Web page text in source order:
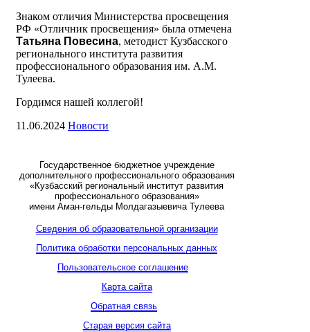
Знаком отличия Министерства просвещения
РФ «Отличник просвещения» была отмечена
Татьяна Повесина, методист Кузбасского
регионального института развития
профессионального образования им. А.М.
Тулеева.
Гордимся нашей коллегой!
11.06.2024 Новости
Государственное бюджетное учреждение
дополнительного профессионального образования
«Кузбасский региональный институт развития
профессионального образования»
имени Аман-гельды Молдагазыевича Тулеева
Сведения об образовательной организации
Политика обработки персональных данных
Пользовательское соглашение
Карта сайта
Обратная связь
Старая версия сайта